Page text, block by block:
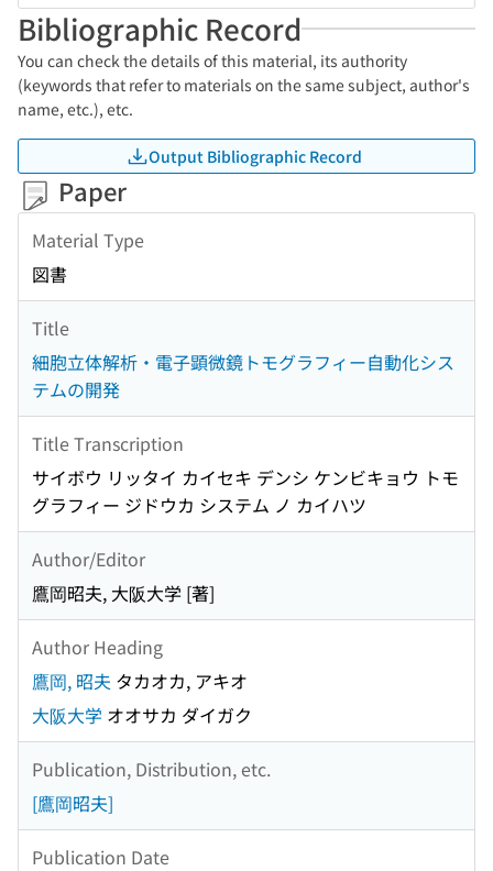
Bibliographic Record
You can check the details of this material, its authority
(keywords that refer to materials on the same subject, author's
name, etc.), etc.
Output Bibliographic Record
Paper
Material Type
図書
Title
細胞立体解析・電子顕微鏡トモグラフィー自動化シス
テムの開発
Title Transcription
サイボウ リッタイ カイセキ デンシ ケンビキョウ トモ
グラフィー ジドウカ システム ノ カイハツ
Author/Editor
鷹岡昭夫, 大阪大学 [著]
Author Heading
鷹岡, 昭夫 タカオカ, アキオ
大阪大学 オオサカ ダイガク
Publication, Distribution, etc.
[鷹岡昭夫]
Publication Date